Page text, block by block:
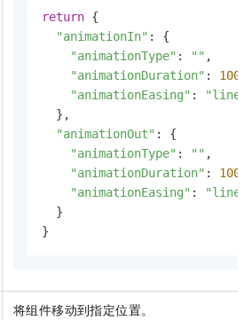
return {
"animationIn" : {
"animationType" : "" ,
"animationDuration" : 1000
"animationEasing" :
  },
"animationOut" : {
"animationType" : "" ,
"animationDuration" : 1000
"animationEasing" :
  }
}
将组件移动到指定位置。